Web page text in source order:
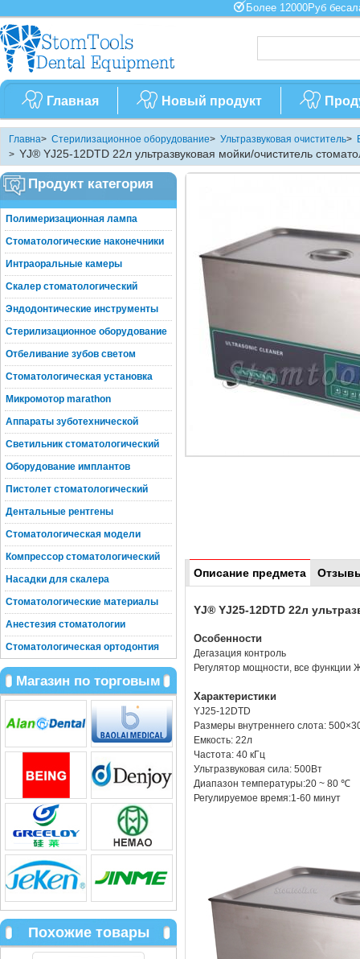
Более 12000Руб
Главная Новый продукт
Главна> Стерилизационное оборудование> Ультразвуковая очиститель>
> YJ® YJ25-12DTD 22л ультразвуковая мойки/очиститель
Описание предмета
YJ® YJ25-12DTD 22л
Особенности
Дегазация контроль
Регулятор мощности, все функции
Характеристики
YJ25-12DTD
Размеры внутреннего слота:
Емкость: 22л
Частота: 40 кГц
Ультразвуковая сила: 500Вт
Диапазон температуры:20 ~ 80 ℃
Регулируемое время:1-60 минут
Продукт категория
Полимеризационная лампа
Стоматологические наконечники
Интраоральные камеры
Скалер стоматологический
Эндодонтические инструменты
Стерилизационное оборудование
Отбеливание зубов светом
Стоматологическая установка
Микромотор marathon
Аппараты зуботехнической
Светильник стоматологический
Оборудование имплантов
Пистолет стоматологический
Дентальные рентгены
Стоматологическая модели
Компрессор стоматологический
Насадки для скалера
Стоматологические материалы
Анестезия стоматологии
Стоматологическая ортодонтия
Магазин по торговым
Похожие товары